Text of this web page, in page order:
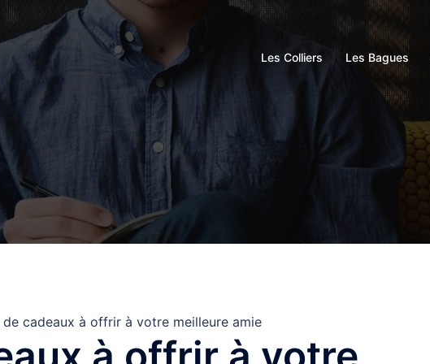
Les Colliers Les Bagues
de cadeaux à offrir à votre meilleure amie